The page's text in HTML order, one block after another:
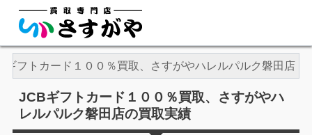
ギフトカード１００％買取、さすがやハレルパルク磐田店
JCBギフトカード１００％買取、さすがやハ
レルパルク磐田店の買取実績